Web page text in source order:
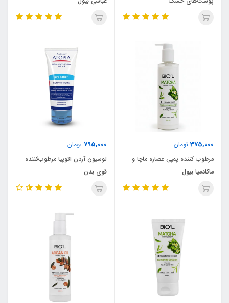
375,000 تومان
مرطوب کننده پمپی عصاره ماچا و
ماکادمیا بیول
795,000 تومان
لوسیون آردن اتوپیا مرطوب‌کننده
قوی بدن